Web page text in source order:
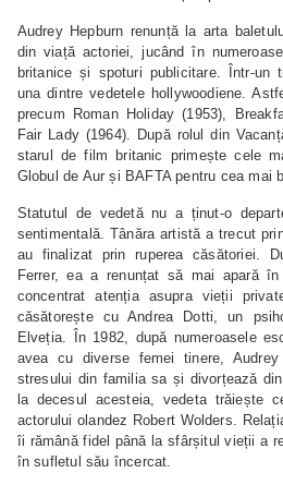
Audrey Hepburn renunță la arta
din viață actoriei, jucând în
britanice și spoturi publicitare. Într-un
una dintre vedetele hollywoodiene.
precum Roman Holiday (1953),
Fair Lady (1964). După rolul din
starul de film britanic primește cele
Globul de Aur și BAFTA pentru cea mai
Statutul de vedetă nu a ținut-o
sentimentală. Tânăra artistă a trecut
au finalizat prin ruperea căsătoriei.
Ferrer, ea a renunțat să mai apară
concentrat atenția asupra vieții
căsătorește cu Andrea Dotti, un
Elveția. În 1982, după numeroasele
avea cu diverse femei tinere,
stresului din familia sa și divorțează
la decesul acesteia, vedeta trăiește
actorului olandez Robert Wolders.
îi rămână fidel până la sfârșitul vieții a
în sufletul său încercat.